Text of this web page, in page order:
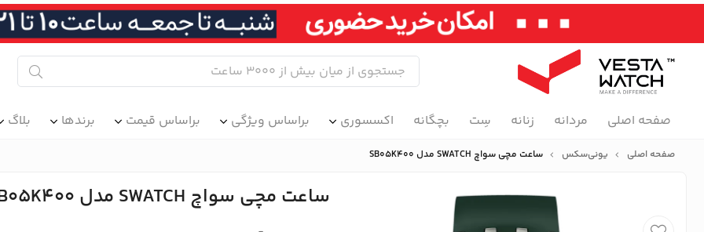
صفحه اصلی مردانه زنانه سِت بچگانه اکسسوری براساس ویژگی براساس قیمت برندها بلاگ
صفحه اصلی یونی‌سکس ساعت مچی سواچ SWATCH مدل SB05K400
ساعت مچی سواچ SWATCH مدل SB05K400